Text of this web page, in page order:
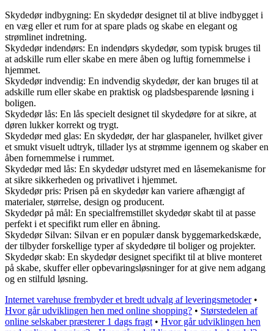
Skydedør indbygning: En skydedør designet til at blive indbygget i
en væg eller et rum for at spare plads og skabe en elegant og
strømlinet indretning.
Skydedør indendørs: En indendørs skydedør, som typisk bruges til
at adskille rum eller skabe en mere åben og luftig fornemmelse i
hjemmet.
Skydedør indvendig: En indvendig skydedør, der kan bruges til at
adskille rum eller skabe en praktisk og pladsbesparende løsning i
boligen.
Skydedør lås: En lås specielt designet til skydedøre for at sikre, at
døren lukker korrekt og trygt.
Skydedør med glas: En skydedør, der har glaspaneler, hvilket giver
et smukt visuelt udtryk, tillader lys at strømme igennem og skaber en
åben fornemmelse i rummet.
Skydedør med lås: En skydedør udstyret med en låsemekanisme for
at sikre sikkerheden og privatlivet i hjemmet.
Skydedør pris: Prisen på en skydedør kan variere afhængigt af
materialer, størrelse, design og producent.
Skydedør på mål: En specialfremstillet skydedør skabt til at passe
perfekt i et specifikt rum eller en åbning.
Skydedør Silvan: Silvan er en populær dansk byggemarkedskæde,
der tilbyder forskellige typer af skydedøre til boliger og projekter.
Skydedør skab: En skydedør designet specifikt til at blive monteret
på skabe, skuffer eller opbevaringsløsninger for at give nem adgang
og en stilfuld løsning.
Internet varehuse frembyder et bredt udvalg af leveringsmetoder•
Hvor går udviklingen hen med online shopping? • Størstedelen af
online selskaber præsterer 1 dags fragt • Hvor går udviklingen hen